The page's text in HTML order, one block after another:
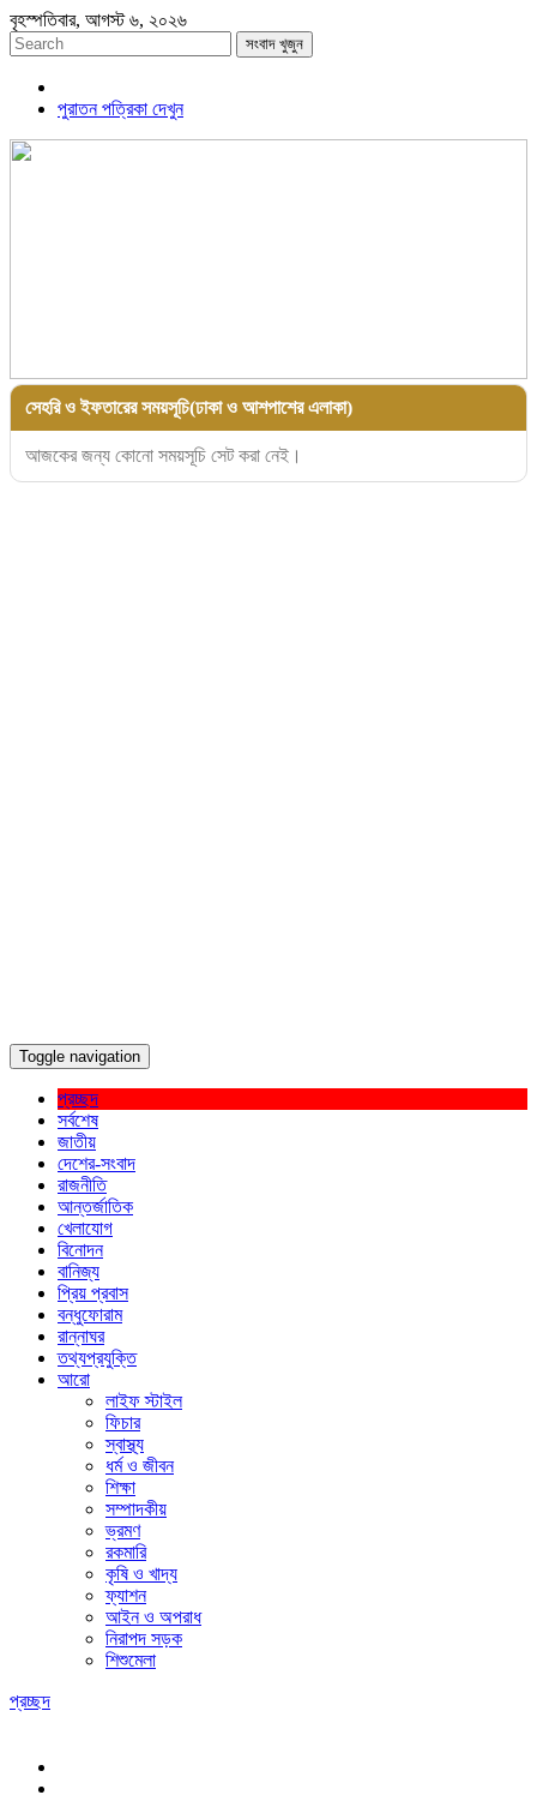
বৃহস্পতিবার, আগস্ট ৬, ২০২৬
সংবাদ খুজুন
পুরাতন পত্রিকা দেখুন
সেহরি ও ইফতারের সময়সূচি(ঢাকা ও আশপাশের এলাকা)
আজকের জন্য কোনো সময়সূচি সেট করা নেই।
Toggle navigation
প্রচ্ছদ
সর্বশেষ
জাতীয়
দেশের-সংবাদ
রাজনীতি
আন্তর্জাতিক
খেলাযোগ
বিনোদন
বানিজ্য
প্রিয় প্রবাস
বন্ধুফোরাম
রান্নাঘর
তথ্যপ্রযুক্তি
আরো
লাইফ স্টাইল
ফিচার
স্বাস্থ্য
ধর্ম ও জীবন
শিক্ষা
সম্পাদকীয়
ভ্রমণ
রকমারি
কৃষি ও খাদ্য
ফ্যাশন
আইন ও অপরাধ
নিরাপদ সড়ক
শিশুমেলা
প্রচ্ছদ